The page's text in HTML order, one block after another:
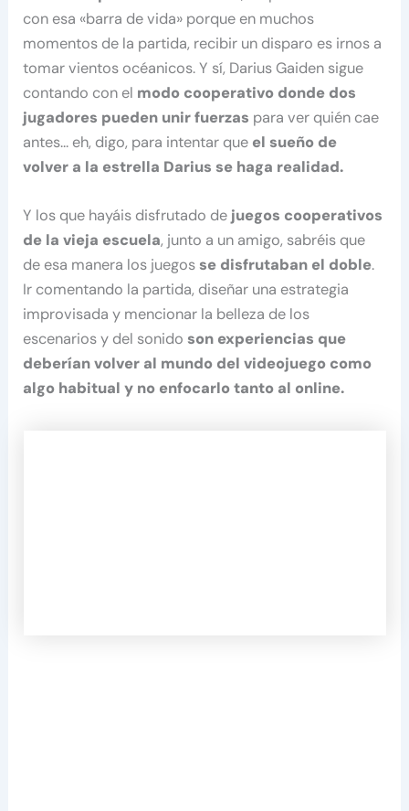
con esa «barra de vida» porque en muchos
momentos de la partida, recibir un disparo es irnos a
tomar vientos océanicos. Y sí, Darius Gaiden sigue
contando con el modo cooperativo donde dos
jugadores pueden unir fuerzas para ver quién cae
antes… eh, digo, para intentar que el sueño de
volver a la estrella Darius se haga realidad.
Y los que hayáis disfrutado de juegos cooperativos
de la vieja escuela, junto a un amigo, sabréis que
de esa manera los juegosse disfrutaban el doble.
Ir comentando la partida, diseñar una estrategia
improvisada y mencionar la belleza de los
escenarios y del sonidoson experiencias que
deberían volver al mundo del videojuego como
algo habitual y no enfocarlo tanto al online.